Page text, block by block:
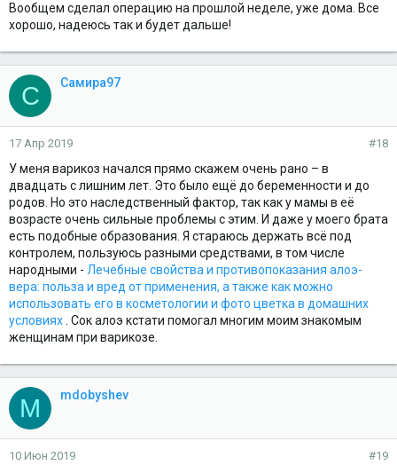
Вообщем сделал операцию на прошлой неделе, уже дома. Все
хорошо, надеюсь так и будет дальше!
С Самира97
17 Апр 2019 #18
У меня варикоз начался прямо скажем очень рано – в
двадцать с лишним лет. Это было ещё до беременности и до
родов. Но это наследственный фактор, так как у мамы в её
возрасте очень сильные проблемы с этим. И даже у моего брата
есть подобные образования. Я стараюсь держать всё под
контролем, пользуюсь разными средствами, в том числе
народными - Лечебные свойства и противопоказания алоэ-
вера: польза и вред от применения, а также как можно
использовать его в косметологии и фото цветка в домашних
условиях . Сок алоэ кстати помогал многим моим знакомым
женщинам при варикозе.
M mdobyshev
10 Июн 2019 #19